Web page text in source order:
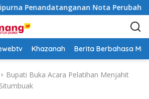
Penandatanganan Nota Perubahan
Khazanah Berita Berbahasa
Bupati Buka Acara Pelatihan Menjahit